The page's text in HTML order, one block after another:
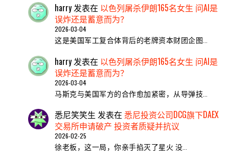
harry发表在 以色列屠杀伊朗165名女生 问AI是
误炸还是蓄意而为？
2026-03-04
这是美国军工复合体背后的老牌资本财团企图…
harry 发表在 以色列屠杀伊朗165名女生 问AI是
误炸还是蓄意而为？
2026-03-04
马斯克与美国军方的合作愈加紧密，从导弹技…
悉尼笑笑生 发表在 悉尼投资公司DCG旗下DAEX
交易所申请破产 投资者质疑并抗议
2026-02-25
​徐老板，这一局，你亲手掐灭了星火 ​没…